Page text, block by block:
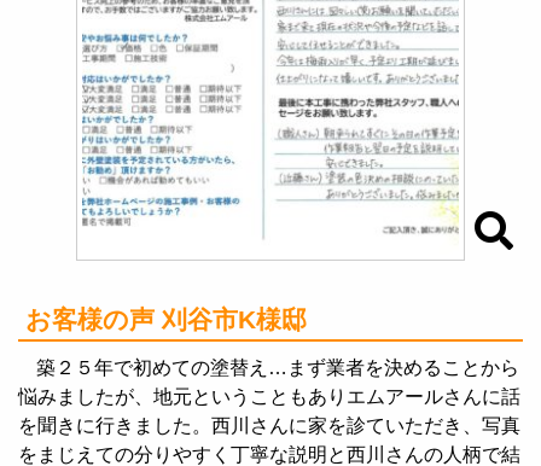
お客様の声 刈谷市K様邸
築２５年で初めての塗替え…まず業者を決めることから
悩みましたが、地元ということもありエムアールさんに話
を聞きに行きました。西川さんに家を診ていただき、写真
をまじえての分りやすく丁寧な説明と西川さんの人柄で結